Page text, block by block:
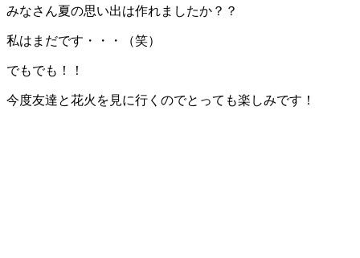
みなさん夏の思い出は作れましたか？？
私はまだです・・・（笑）
でもでも！！
今度友達と花火を見に行くのでとっても楽しみです！